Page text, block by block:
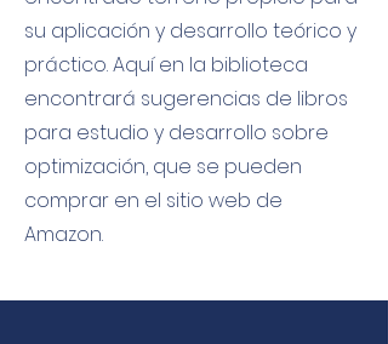
su aplicación y desarrollo teórico y
práctico. Aquí en la biblioteca
encontrará sugerencias de libros
para estudio y desarrollo sobre
optimización, que se pueden
comprar en el sitio web de
Amazon.